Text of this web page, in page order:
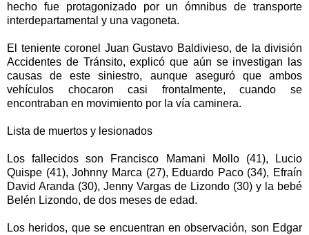
hecho fue protagonizado por un ómnibus de transporte
interdepartamental y una vagoneta.
El teniente coronel Juan Gustavo Baldivieso, de la división
Accidentes de Tránsito, explicó que aún se investigan las
causas de este siniestro, aunque aseguró que ambos
vehículos chocaron casi frontalmente, cuando se
encontraban en movimiento por la vía caminera.
Lista de muertos y lesionados
Los fallecidos son Francisco Mamani Mollo (41), Lucio
Quispe (41), Johnny Marca (27), Eduardo Paco (34), Efraín
David Aranda (30), Jenny Vargas de Lizondo (30) y la bebé
Belén Lizondo, de dos meses de edad.
Los heridos, que se encuentran en observación, son Edgar